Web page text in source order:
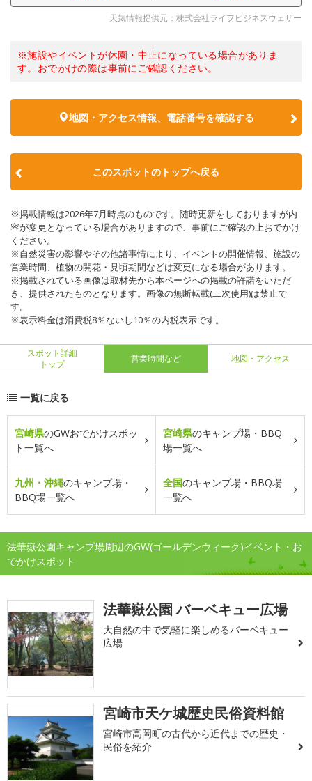
天気情報提供元：株式会社ライフビジネスウェザー
※施設やイベントが休園・中止になっている場合がありま
す。おでかけの際は事前にご確認ください。
地図・アクセス情報、電話番号を確認する
このスポットのトップへ戻る
※掲載情報は2026年7月時点のものです。随時更新をしておりますが内
容が変更となっている場合がありますので、事前にご確認の上おでかけ
ください。
※自然災害の影響やその他諸事情により、イベントの開催情報、施設の
営業時間、植物の開花・見頃期間などは変更になる場合があります。
※掲載されている画像は取材先から本ページへの掲載の許諾をいただ
き、提供されたものとなります。画像の無断転載(二次使用)は禁止で
す。
※表示料金は消費税8％ないし10％の内税表示です。
スポット詳細
トップ
営業時間など 地図・アクセス
一覧に戻る
宮崎県のGWおでかけスポッ
ト一覧へ
宮崎県のキャンプ場・BBQ
場一覧へ
九州・沖縄のキャンプ場・
BBQ場一覧へ
全国のキャンプ場・BBQ場
一覧へ
法華嶽公園キャンプ場周辺のGW(ゴールデンウィーク)イベント・お
でかけスポット
法華嶽公園 バーベキュー広場
大自然の中で気軽に楽しめるバーベキュー
広場
宮崎市天ケ城歴史民俗資料館
宮崎市高岡町の古代から近代までの歴史・
民俗を紹介